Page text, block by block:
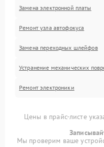
Замена электронной платы
Ремонт узла автофокуса
Замена переходных шлейфов
Устранение механических
Ремонт электроники
Цены в прайс-листе
Мы проверим ваше